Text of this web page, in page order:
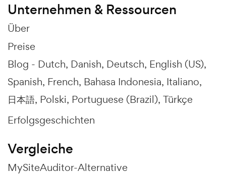
Unternehmen & Ressourcen
Über
Preise
Blog - Dutch Danish Deutsch English (US)
Spanish French Bahasa Indonesia Italiano
日本語 Polski Portuguese (Brazil) Türkçe
Erfolgsgeschichten
Vergleiche
MySiteAuditor-Alternative